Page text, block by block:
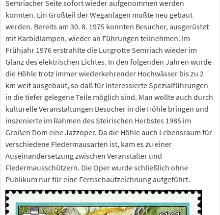
Semriacher Seite sofort wieder aufgenommen werden
konnten. Ein Großteil der Weganlagen mußte neu gebaut
werden. Bereits am 30. 8. 1975 konnten Besucher, ausgerüstet
mit Karbidlampen, wieder an Führungen teilnehmen. Im
Frühjahr 1976 erstrahlte die Lurgrotte Semriach wieder im
Glanz des elektrischen Lichtes. In den folgenden Jahren wurde
die Höhle trotz immer wiederkehrender Hochwässer bis zu 2
km weit ausgebaut, so daß für Interessierte Spezialführungen
in die tiefer gelegene Teile möglich sind. Man wollte auch durch
kulturelle Veranstaltungen Besucher in die Höhle bringen und
inszenierte im Rahmen des Steirischen Herbstes 1985 im
Großen Dom eine Jazzoper. Da die Höhle auch Lebensraum für
verschiedene Fledermausarten ist, kam es zu einer
Auseinandersetzung zwischen Veranstalter und
Fledermausschützern. Die Oper wurde schließlich ohne
Publikum nur für eine Fernsehaufzeichnung aufgeführt.